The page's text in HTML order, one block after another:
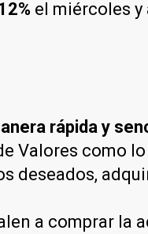
el miércoles
rápida y
Valores como lo
deseados,
a comprar la